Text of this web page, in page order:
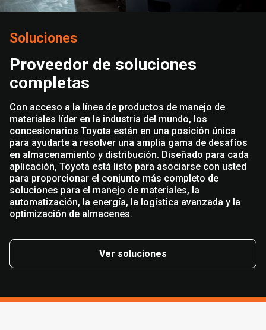
Soluciones
Proveedor de soluciones
completas
Con acceso a la línea de productos de manejo de
materiales líder en la industria del mundo, los
concesionarios Toyota están en una posición única
para ayudarte a resolver una amplia gama de desafíos
en almacenamiento y distribución. Diseñado para cada
aplicación, Toyota está listo para asociarse con usted
para proporcionar el conjunto más completo de
soluciones para el manejo de materiales, la
automatización, la energía, la logística avanzada y la
optimización de almacenes.
Ver soluciones